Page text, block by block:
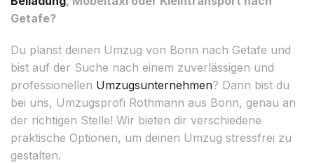
Getafe?
Du planst deinen Umzug von Bonn nach Getafe und
bist auf der Suche nach einem zuverlässigen und
professionellen Umzugsunternehmen? Dann bist du
bei uns, Umzugsprofi Rothmann aus Bonn, genau an
der richtigen Stelle! Wir bieten dir verschiedene
praktische Optionen, um deinen Umzug stressfrei zu
gestalten.